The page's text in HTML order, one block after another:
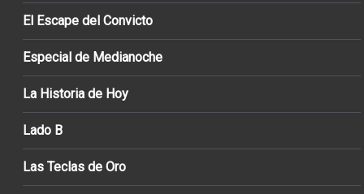
El Escape del Convicto
Especial de Medianoche
La Historia de Hoy
Lado B
Las Teclas de Oro